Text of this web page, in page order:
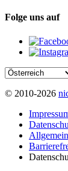
Folge uns auf
© 2010-2026